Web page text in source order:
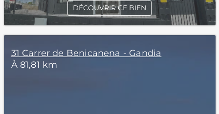
DÉCOUVRIR CE BIEN
31 Carrer de Benicanena - Gandia
À 81,81 km